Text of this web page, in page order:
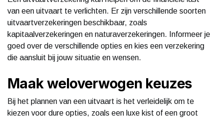
van een uitvaart te verlichten. Er zijn verschillende soorten
uitvaartverzekeringen beschikbaar, zoals
kapitaalverzekeringen en naturaverzekeringen. Informeer je
goed over de verschillende opties en kies een verzekering
die aansluit bij jouw situatie en wensen.
Maak weloverwogen keuzes
Bij het plannen van een uitvaart is het verleidelijk om te
kiezen voor dure opties, zoals een luxe kist of een groot